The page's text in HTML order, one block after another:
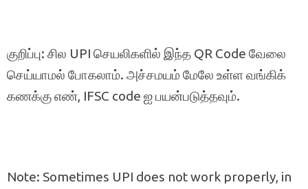
குறிப்பு: சில UPI செயலிகளில் இந்த QR Code வேலை
செய்யாமல் போகலாம். அச்சமயம் மேலே உள்ள வங்கிக்
கணக்கு எண், IFSC code ஐ பயன்படுத்தவும்.
Note: Sometimes UPI does not work properly, in